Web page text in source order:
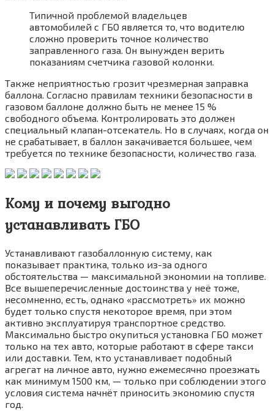
Типичной проблемой владельцев
автомобилей с ГБО является то, что водителю
сложно проверить точное количество
заправленного газа. Он вынужден верить
показаниям счетчика газовой колонки.
Также неприятностью грозит чрезмерная заправка
баллона. Согласно правилам техники безопасности в
газовом баллоне должно быть не менее 15 %
свободного объема. Контролировать это должен
специальный клапан-отсекатель. Но в случаях, когда он
не срабатывает, в баллон закачивается большее, чем
требуется по технике безопасности, количество газа.
Кому и почему выгодно
устанавливать ГБО
Устанавливают газобаллонную систему, как
показывает практика, только из-за одного
обстоятельства — максимальной экономии на топливе.
Все вышеперечисленные достоинства у неё тоже,
несомненно, есть, однако «рассмотреть» их можно
будет только спустя некоторое время, при этом
активно эксплуатируя транспортное средство.
Максимально быстро окупиться установка ГБО может
только на тех авто, которые работают в сфере такси
или доставки. Тем, кто устанавливает подобный
агрегат на личное авто, нужно ежемесячно проезжать
как минимум 1500 км, — только при соблюдении этого
условия система начнёт приносить экономию спустя
год.